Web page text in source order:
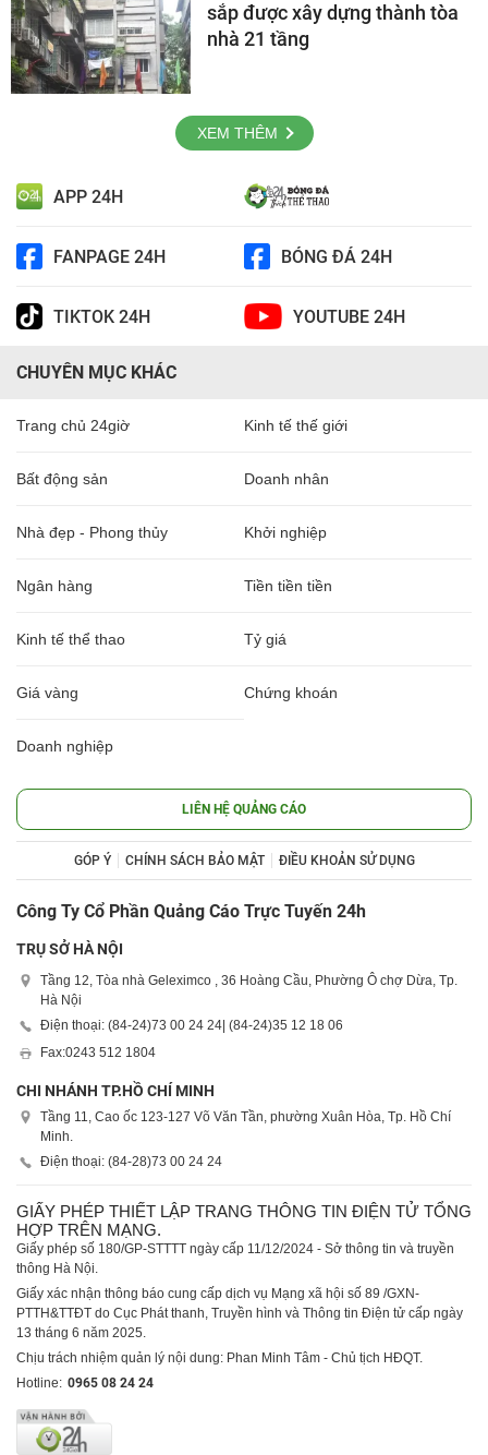
sắp được xây dựng thành tòa
nhà 21 tầng
XEM THÊM
APP 24H
FANPAGE 24H BÓNG ĐÁ 24H
TIKTOK 24H YOUTUBE 24H
CHUYÊN MỤC KHÁC
Trang chủ 24giờ Kinh tế thế giới
Bất động sản Doanh nhân
Nhà đẹp - Phong thủy Khởi nghiệp
Ngân hàng Tiền tiền tiền
Kinh tế thể thao Tỷ giá
Giá vàng Chứng khoán
Doanh nghiệp
LIÊN HỆ QUẢNG CÁO
GÓP Ý CHÍNH SÁCH BẢO MẬT ĐIỀU KHOẢN SỬ DỤNG
Công Ty Cổ Phần Quảng Cáo Trực Tuyến 24h
TRỤ SỞ HÀ NỘI
Tầng 12, Tòa nhà Geleximco , 36 Hoàng Cầu, Phường Ô chợ Dừa, Tp.
Hà Nội
Điện thoại: (84-24)73 00 24 24 | (84-24)35 12 18 06
Fax:0243 512 1804
CHI NHÁNH TP.HỒ CHÍ MINH
Tầng 11, Cao ốc 123-127 Võ Văn Tần, phường Xuân Hòa, Tp. Hồ Chí
Minh.
Điện thoại: (84-28)73 00 24 24
GIẤY PHÉP THIẾT LẬP TRANG THÔNG TIN ĐIỆN TỬ TỔNG
HỢP TRÊN MẠNG.
Giấy phép số 180/GP-STTTT ngày cấp 11/12/2024 - Sở thông tin và truyền
thông Hà Nội.
Giấy xác nhận thông báo cung cấp dịch vụ Mạng xã hội số 89 /GXN-
PTTH&TTĐT do Cục Phát thanh, Truyền hình và Thông tin Điện tử cấp ngày
13 tháng 6 năm 2025.
Chịu trách nhiệm quản lý nội dung: Phan Minh Tâm - Chủ tịch HĐQT.
Hotline: 0965 08 24 24